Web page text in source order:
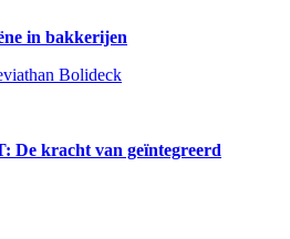
in bakkerijen
De kracht van geïntegreerd